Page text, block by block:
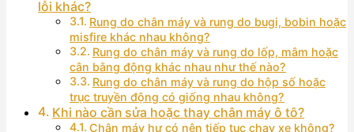
lỗi khác?
Rung do chân máy và rung do bugi, bobin hoặc
misfire khác nhau không?
Rung do chân máy và rung do lốp, mâm hoặc
cân bằng động khác nhau như thế nào?
Rung do chân máy và rung do hộp số hoặc
trục truyền động có giống nhau không?
Khi nào cần sửa hoặc thay chân máy ô tô?
Chân máy hư có nên tiếp tục chạy xe không?